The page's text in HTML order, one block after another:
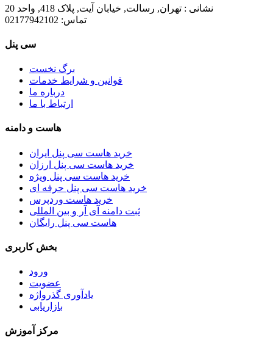
نشانی : تهران, رسالت, خیابان آیت, پلاک 418, واحد 20
تماس:
سی پنل
برگ نخست
قوانین و شرایط خدمات
درباره ما
ارتباط با ما
هاست و دامنه
خرید هاست سی پنل ایران
خرید هاست سی پنل ارزان
خرید هاست سی پنل ویژه
خرید هاست سی پنل حرفه ای
خرید هاست وردپرس
ثبت دامنه آی آر و بین المللی
هاست سی پنل رایگان
بخش کاربری
ورود
عضویت
یادآوری گذرواژه
بازاریابی
مرکز آموزش